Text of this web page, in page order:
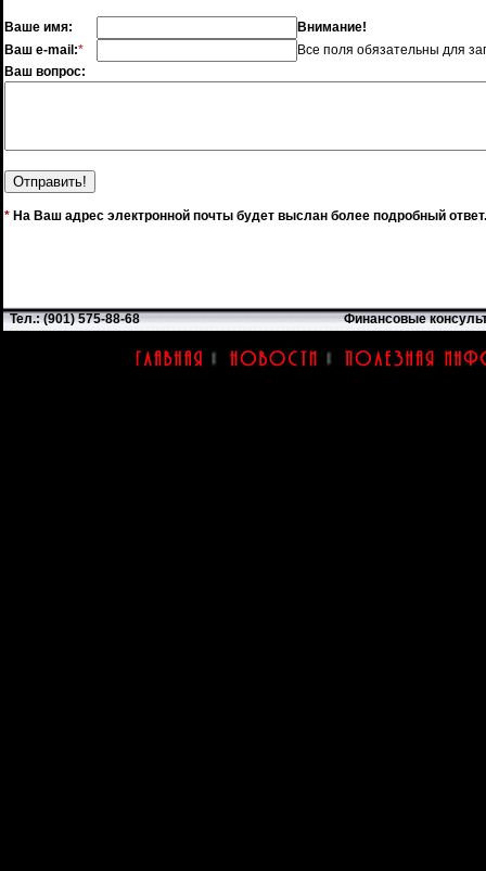
Ваше имя:
Внимание!
Ваш e-mail:*
Все поля обязательны для
Ваш вопрос:
* На Ваш адрес электронной почты будет выслан более подробный ответ.
Тел.: (901) 575-88-68 Финансовые